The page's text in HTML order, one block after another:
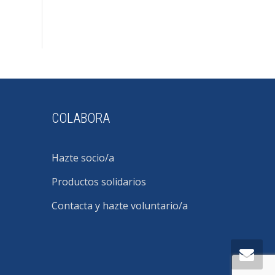
COLABORA
Hazte socio/a
Productos solidarios
Contacta y hazte voluntario/a